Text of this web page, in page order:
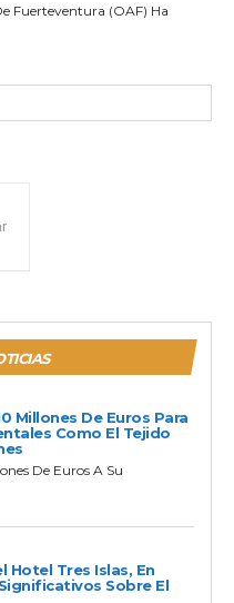
Fuerteventura (OAF) Ha
Millones De Euros Para
Como El Tejido
De Euros A Su
Hotel Tres Islas, En
Sobre El